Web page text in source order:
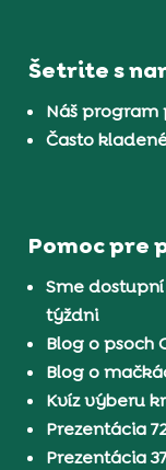
Šetrite s
Náš
Často
Pomoc pre
Sme
týždni
Blog o psoch
Blog o
Kvíz výberu
Prezentácia
Prezentácia